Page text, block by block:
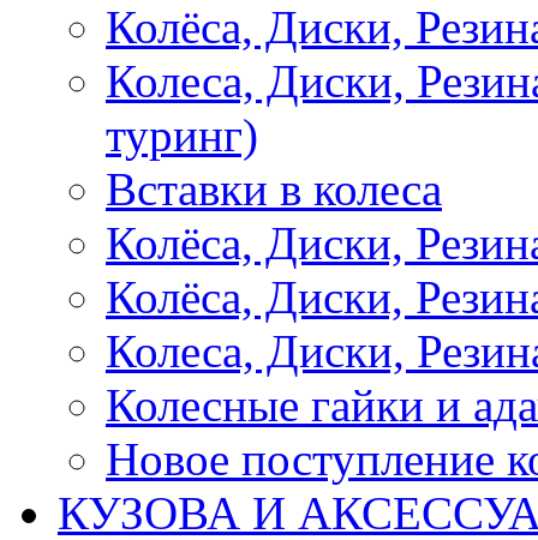
Колёса, Диски,
Колеса, Диски,
туринг)
Вставки в колеса
Колёса, Диски,
Колёса, Диски,
Колеса, Диски,
Колесные гайки и
Новое поступление
КУЗОВА И